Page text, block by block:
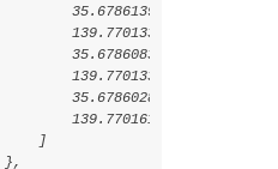
35.6786139,
139.7701333,
35.6786083,
139.7701333,
35.6786028,
139.7701611
]